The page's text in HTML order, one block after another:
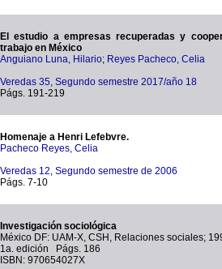
El estudio a empresas recuperadas y
trabajo en México
Anguiano Luna, Hilario; Reyes Pacheco, Celia
Veredas 35, Segundo semestre 2017/año 18
Págs. 191-219
Homenaje a Henri Lefebvre.
Pacheco Reyes, Celia
Veredas 12, Segundo semestre de 2006
Págs. 7-10
Investigación sociológica
México DF: UAM-X, CSH, Relaciones sociales;
1a. edición Págs. 186
ISBN: 970654027X